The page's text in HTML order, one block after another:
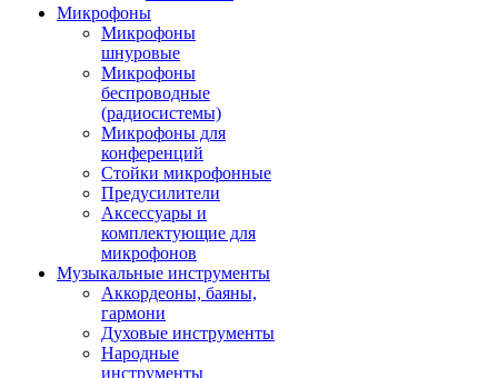
Микрофоны
Микрофоны
шнуровые
Микрофоны
беспроводные
(радиосистемы)
Микрофоны для
конференций
Стойки микрофонные
Предусилители
Аксессуары и
комплектующие для
микрофонов
Музыкальные инструменты
Аккордеоны, баяны,
гармони
Духовые инструменты
Народные
инструменты